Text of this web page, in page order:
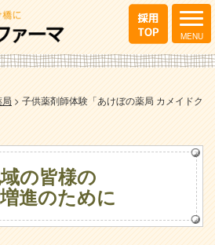
> 子供薬剤師体験「あけぼの薬局 カメイドク
の皆様の
進のために